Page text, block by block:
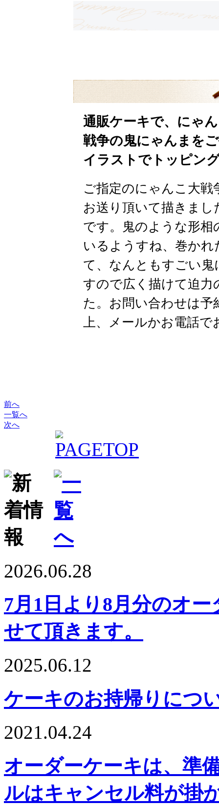
通販ケーキで、にゃ
戦争の鬼にゃんまを
イラストでトッピン
ご指定のにゃんこ大
お送り頂いて描きまし
です。鬼のような形
いるようすね、巻か
て、なんともすごい
すので広く描けて迫
た。お問い合わせは予
上、メールかお電話で
前へ
一覧へ
次へ
2026.06.28
7月1日より8月分のオ
せて頂きます。
2025.06.12
ケーキのお持帰りにつ
2021.04.24
オーダーケーキは、準
ルはキャンセル料が掛